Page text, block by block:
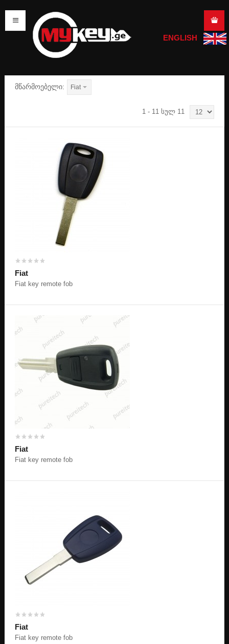
მთავარი search
გასაღების დამზადება
ავტომობილის გასაღები
სახლის გასაღები
საკეტის / ბოქლომის გასაღები
მოტოციკლის / მოპედის გასაღები
ტრაილერის / ტრაქტორის / ავტობუსის გასაღები
ENGLISH
მწარმოებელი: Fiat
1 - 11 სულ 11
Fiat
Fiat key remote fob
Fiat
Fiat key remote fob
Fiat
Fiat key remote fob